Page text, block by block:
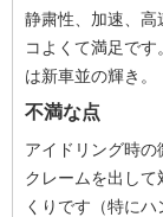
静粛性、加速、高
コよくて満足で
は新車並の輝き。
不満な点
アイドリング時
クレームを出して
くりです（特に